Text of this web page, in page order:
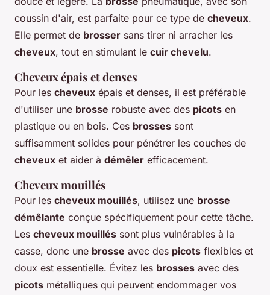
coussin d'air, est parfaite pour ce type de cheveux.
Elle permet de brosser sans tirer ni arracher les
cheveux, tout en stimulant le cuir chevelu.
Cheveux épais et denses
Pour les cheveux épais et denses, il est préférable
d'utiliser une brosse robuste avec des picots en
plastique ou en bois. Ces brosses sont
suffisamment solides pour pénétrer les couches de
cheveux et aider à démêler efficacement.
Cheveux mouillés
Pour les cheveux mouillés, utilisez une brosse
démêlante conçue spécifiquement pour cette tâche.
Les cheveux mouillés sont plus vulnérables à la
casse, donc une brosse avec des picots flexibles et
doux est essentielle. Évitez les brosses avec des
picots métalliques qui peuvent endommager vos